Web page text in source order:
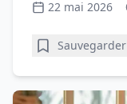
22 mai 2026
Sauvegarder